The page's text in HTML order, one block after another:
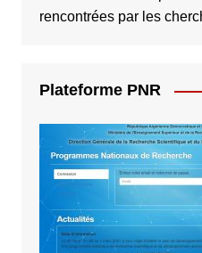
rencontrées par les
Plateforme PNR